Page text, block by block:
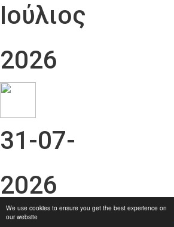
We use cookies to ensure you get the best experience on
our website
Ιούλιος
2026
31-07-
2026